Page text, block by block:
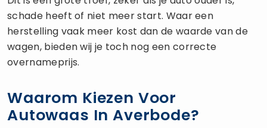
schade heeft of niet meer start. Waar een
herstelling vaak meer kost dan de waarde van de
wagen, bieden wij je toch nog een correcte
overnameprijs.
Waarom Kiezen Voor
Autowaas In Averbode?